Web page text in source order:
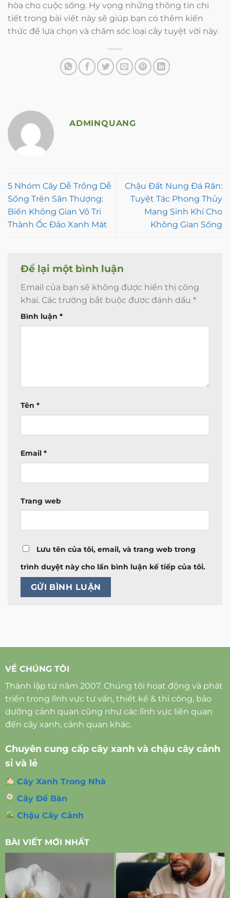
hòa cho cuộc sống. Hy vọng những thông tin chi
tiết trong bài viết này sẽ giúp bạn có thêm kiến
thức để lựa chọn và chăm sóc loại cây tuyệt vời này.
ADMINQUANG
5 Nhóm Cây Dễ Trồng Dễ
Sống Trên Sân Thượng:
Biến Không Gian Vô Tri
Thành Ốc Đảo Xanh Mát
Chậu Đất Nung Đá Răn:
Tuyệt Tác Phong Thủy
Mang Sinh Khí Cho
Không Gian Sống
Để lại một bình luận
Email của bạn sẽ không được hiển thị công
khai. Các trường bắt buộc được đánh dấu *
Bình luận *
Tên *
Email *
Trang web
Lưu tên của tôi, email, và trang web trong
trình duyệt này cho lần bình luận kế tiếp của tôi.
VỀ CHÚNG TÔI
Thành lập từ năm 2007. Chúng tôi hoạt động và phát
triển trong lĩnh vực tư vấn, thiết kế & thi công, bảo
dưỡng cảnh quan cũng như các lĩnh vực liên quan
đến cây xanh, cảnh quan khác.
Chuyên cung cấp cây xanh và chậu cây cảnh
sỉ và lẻ
Cây Xanh Trong Nhà
Cây Để Bàn
Chậu Cây Cảnh
BÀI VIẾT MỚI NHẤT